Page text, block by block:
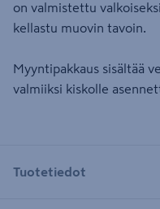
on valmistettu
kellastu muovin tavoin.
Myyntipakkaus sisältää
valmiiksi kiskolle
Tuotetiedot